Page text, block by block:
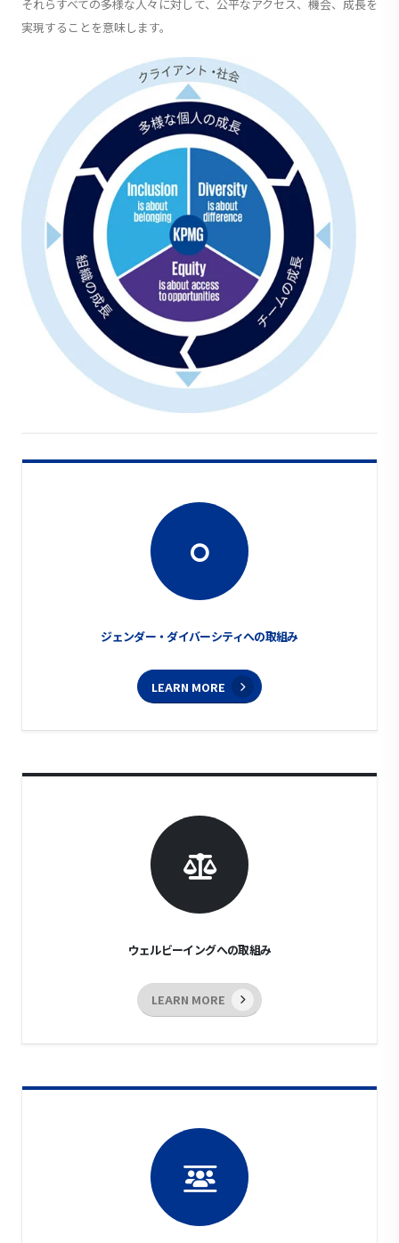
それらすべての多様な人々に対して、公平なアクセス、機会、成長を
実現することを意味します。
ジェンダー・ダイバーシティへの取組み
LEARN MORE
ウェルビーイングへの取組み
LEARN MORE